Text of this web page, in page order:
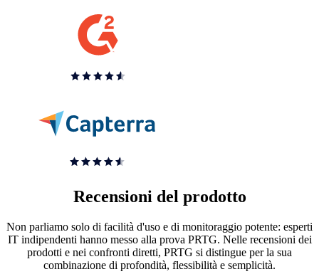
Recensioni del prodotto
Non parliamo solo di facilità d'uso e di monitoraggio potente: esperti
IT indipendenti hanno messo alla prova PRTG. Nelle recensioni dei
prodotti e nei confronti diretti, PRTG si distingue per la sua
combinazione di profondità, flessibilità e semplicità.